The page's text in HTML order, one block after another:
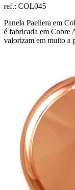
ref.: COL045
Panela Paellera em
é fabricada em Cobre
valorizam em muito a